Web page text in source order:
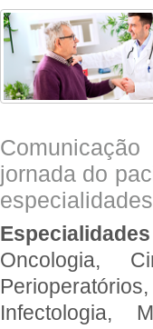
jornada do
Oncologia,
Infectologia,